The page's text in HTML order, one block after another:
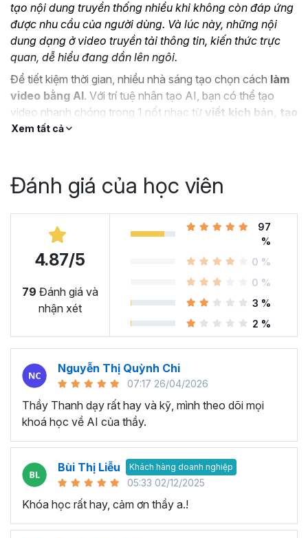
tạo nội dung truyền thống nhiều khi không còn đáp ứng
được nhu cầu của người dùng. Và lúc này, những nội
dung dạng ở video truyền tải thông tin, kiến thức trực
quan, dễ hiểu đang dần lên ngôi.
Để tiết kiệm thời gian, nhiều nhà sáng tạo chọn cách làm
video bằng AI. Với trí tuệ nhân tạo AI, bạn có thể tạo
video nhanh chóng trong 1 nốt nhạc từ viết kịch bản, tạo
hình ảnh, video công nghệ AI,
khóa họcTuyệt đỉnh sản xuất Video bằng công nghệ
dành cho người mới bắt đầu.
Khóa học làm video bằng AI
dành cho ai?
► Giúp marketer, người kinh doanh sáng tạo nội dung
(content) bán hàng, làm thương hiệu cá nhân, quảng
► Giúp người làm việc trong môi trường công sở thực hiện
Video trực quan để follow quy trình, dự án của phòng ban.
Xem tất cả
Đánh giá của học viên
4.87/5
79 Đánh giá và
nhận xét
97
%
0 %
0 %
3 %
2 %
Nguyễn Thị Quỳnh Chi
07:17 26/04/2026
Thầy Thanh dạy rất hay và kỹ, mình theo dõi mọi
khoá học về AI của thầy.
Bùi Thị Liễu Khách hàng doanh nghiệp
05:33 02/12/2025
Khóa học rất hay, cảm ơn thầy a.!